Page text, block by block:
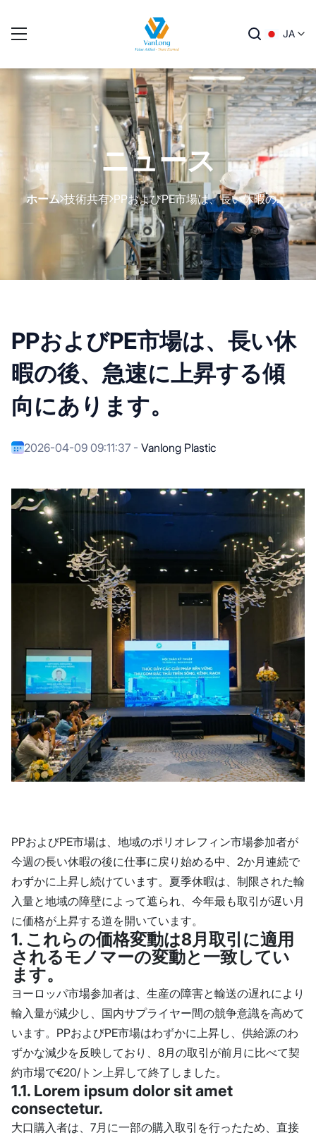
JA
ニュース
ホーム 技術共有 PPおよびPE市場は、長い休暇の後、急速に上昇する傾向にあります。
PPおよびPE市場は、長い休
暇の後、急速に上昇する傾
向にあります。
2026-04-09 09:11:37 - Vanlong Plastic
PPおよびPE市場は、地域のポリオレフィン市場参加者が
今週の長い休暇の後に仕事に戻り始める中、2か月連続で
わずかに上昇し続けています。夏季休暇は、制限された輸
入量と地域の障壁によって遮られ、今年最も取引が遅い月
に価格が上昇する道を開いています。
1. これらの価格変動は8月取引に適用
されるモノマーの変動と一致してい
ます。
ヨーロッパ市場参加者は、生産の障害と輸送の遅れにより
輸入量が減少し、国内サプライヤー間の競争意識を高めて
います。PPおよびPE市場はわずかに上昇し、供給源のわ
ずかな減少を反映しており、8月の取引が前月に比べて契
約市場で€20/トン上昇して終了しました。
1.1. Lorem ipsum dolor sit amet
consectetur.
大口購入者は、7月に一部の購入取引を行ったため、直接